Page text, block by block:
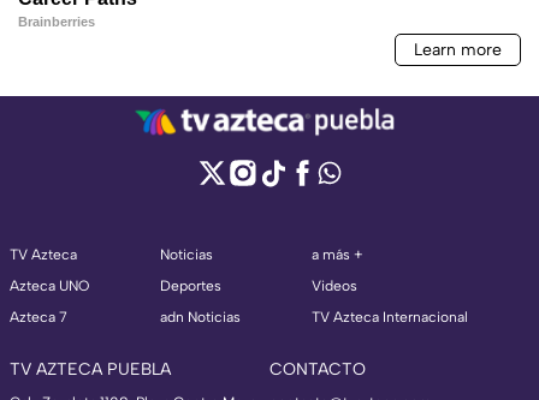
TV Azteca
Azteca UNO
Azteca 7
Noticias
Deportes
adn Noticias
a más +
Videos
TV Azteca Internacional
TV AZTECA PUEBLA CONTACTO